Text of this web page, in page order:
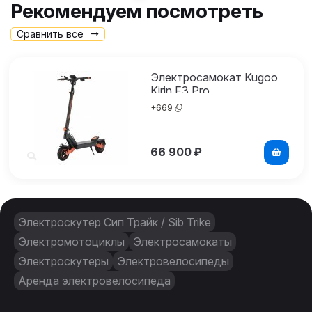
Рекомендуем посмотреть
Сравнить все
Электросамокат Kugoo
Kirin F3 Pro
+669
66 900₽
Электроскутер Сип Трайк / Sib Trike
Электромотоциклы
Электросамокаты
Электроскутеры
Электровелосипеды
Аренда электровелосипеда